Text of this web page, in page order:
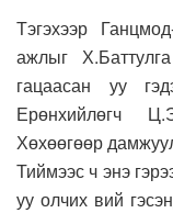
Тэгэхээр
ажлыг
гацаасан уу
Ерөнхийлөгч
Хөхөөгөөр
Тиймээс ч энэ
уу олчих вий